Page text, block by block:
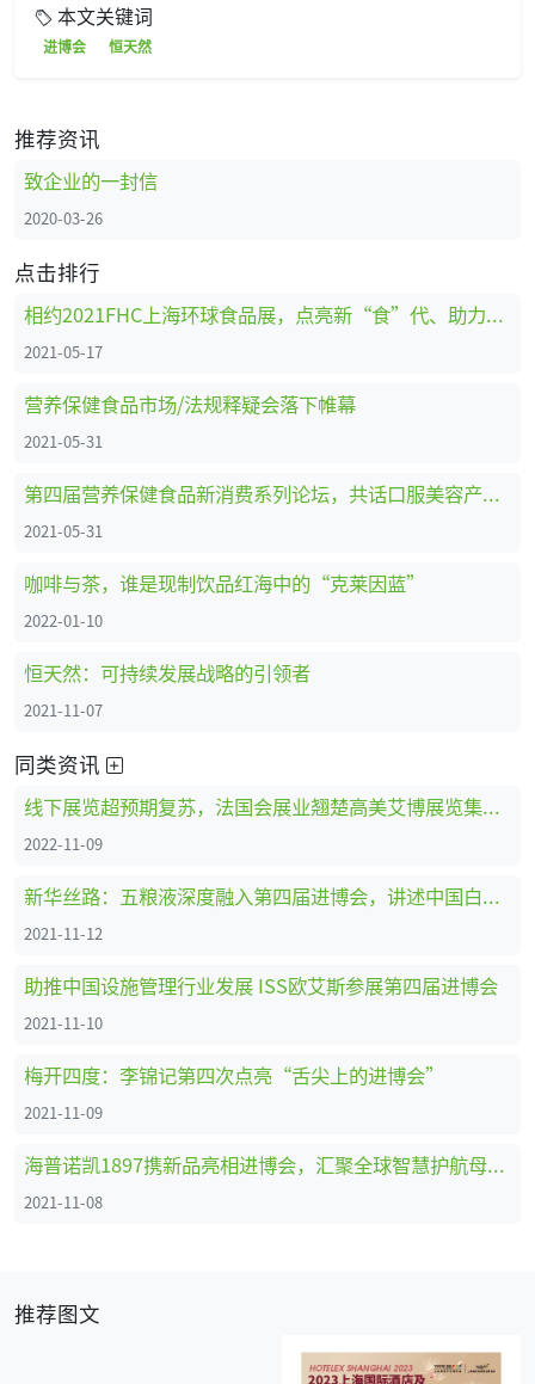
本文关键词
进博会 恒天然
推荐资讯
致企业的一封信
2020-03-26
点击排行
相约2021FHC上海环球食品展，点亮新“食”代、助力新动能！ 暨中国国际烹饪艺术比赛报名正式启动！
2021-05-17
营养保健食品市场/法规释疑会落下帷幕
2021-05-31
第四届营养保健食品新消费系列论坛，共话口服美容产业新未来！
2021-05-31
咖啡与茶，谁是现制饮品红海中的“克莱因蓝”
2022-01-10
恒天然：可持续发展战略的引领者
2021-11-07
同类资讯
线下展览超预期复苏，法国会展业翘楚高美艾博展览集团携SIAL西雅展品牌亮相第五届进博会
2022-11-09
新华丝路：五粮液深度融入第四届进博会，讲述中国白酒故事
2021-11-12
助推中国设施管理行业发展 ISS欧艾斯参展第四届进博会
2021-11-10
梅开四度：李锦记第四次点亮“舌尖上的进博会”
2021-11-09
海普诺凯1897携新品亮相进博会，汇聚全球智慧护航母婴健康未来
2021-11-08
推荐图文